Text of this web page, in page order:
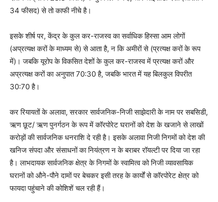
34 फीसद) से तो काफी नीचे है।
इसके शीर्ष पर, केंद्र के कुल कर-राजस्व का सर्वाधिक हिस्सा आम लोगों
(अप्रत्यक्ष करों के माध्यम से) से आता है, न कि अमीरों से (प्रत्यक्ष करों के रूप
में)। जबकि यूरोप के विकसित देशों के कुल कर-राजस्व में प्रत्यक्ष करों और
अप्रत्यक्ष करों का अनुपात 70:30 है, जबकि भारत में यह बिलकुल विपरीत
30:70 है।
कर रियायतों के अलावा, सरकार सार्वजनिक-निजी साझेदारी के नाम पर सबसिडी,
ऋण छूट/ऋण पुनर्गठन के रूप में कॉरपोरेट घरानों को देश के खजाने से लाखों
करोड़ों की सार्वजनिक धनराशि दे रही है। इसके अलावा निजी निगमों को देश की
खनिज संपदा और संसाधनों का नियंत्रण न के बराबर रॉयल्टी पर दिया जा रहा
है। लाभदायक सार्वजनिक क्षेत्र के निगमों के स्वामित्व को निजी व्यावसायिक
घरानों को औने-पौने दामों पर बेचकर इसी तरह के कार्यों से कॉरपोरेट क्षेत्र को
फायदा पहुंचाने की कोशिशें चल रही हैं।